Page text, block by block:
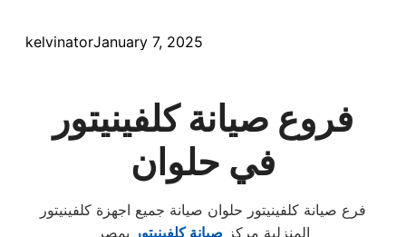
kelvinatorJanuary 7, 2025
فروع صيانة كلفينيتور
في حلوان
فرع صيانة كلفينيتور حلوان صيانة جميع اجهزة كلفينيتور
المنزلية مركز صيانة كلفينيتور بمصر